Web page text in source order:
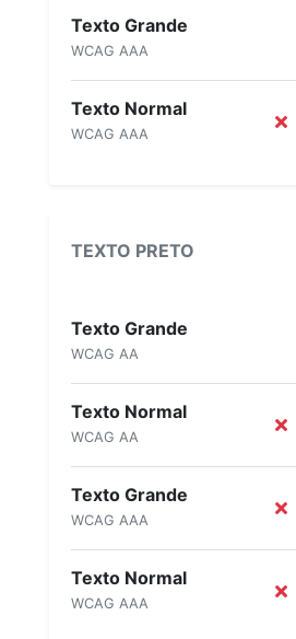
Texto Grande
WCAG AAA
Texto Normal
WCAG AAA
TEXTO PRETO
Texto Grande
WCAG AA
Texto Normal
WCAG AA
Texto Grande
WCAG AAA
Texto Normal
WCAG AAA